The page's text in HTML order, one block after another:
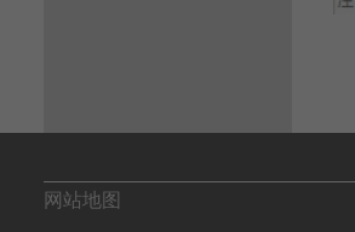
网站地图